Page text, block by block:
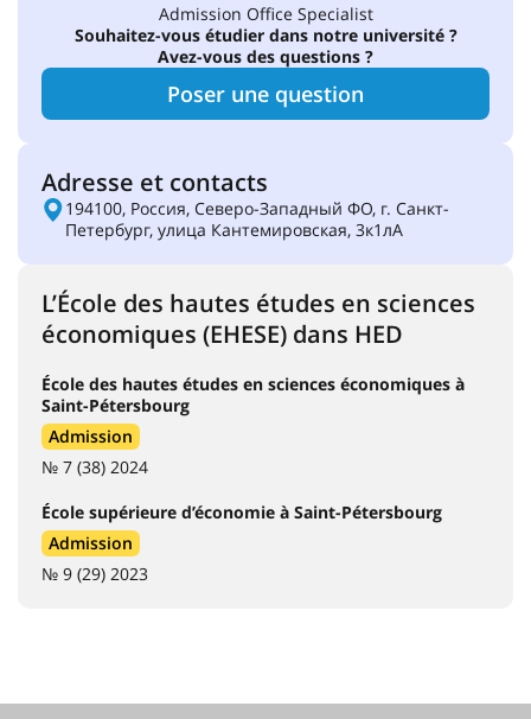
Admission Office Specialist
Souhaitez-vous étudier dans notre université ?
Avez-vous des questions ?
Poser une question
Adresse et contacts
194100, Россия, Северо-Западный ФО, г. Санкт-
Петербург, улица Кантемировская, 3к1лА
L’École des hautes études en sciences
économiques (EHESE) dans HED
École des hautes études en sciences économiques à
Saint-Pétersbourg
Admission
№ 7 (38) 2024
École supérieure d’économie à Saint-Pétersbourg
Admission
№ 9 (29) 2023